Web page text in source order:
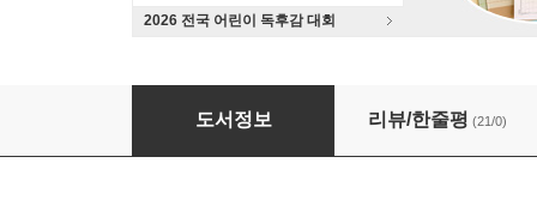
2026 전국 어린이 독후감 대회
독님만세
도서정보 리뷰/한줄평 (21/0)